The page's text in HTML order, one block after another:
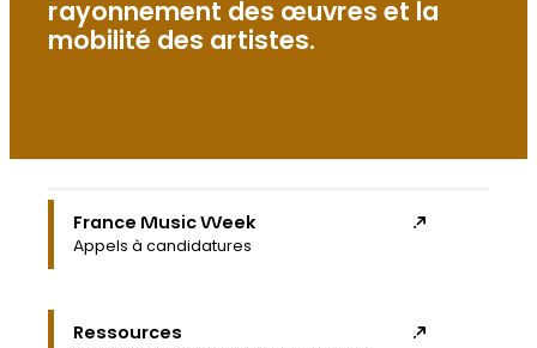
rayonnement des œuvres et la
mobilité des artistes.
France Music Week
Appels à candidatures
Ressources